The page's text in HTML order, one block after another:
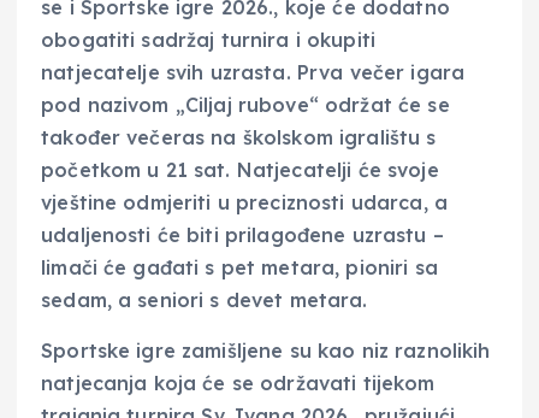
se i Sportske igre 2026., koje će dodatno
obogatiti sadržaj turnira i okupiti
natjecatelje svih uzrasta. Prva večer igara
pod nazivom „Ciljaj rubove“ održat će se
također večeras na školskom igralištu s
početkom u 21 sat. Natjecatelji će svoje
vještine odmjeriti u preciznosti udarca, a
udaljenosti će biti prilagođene uzrastu –
limači će gađati s pet metara, pioniri sa
sedam, a seniori s devet metara.
Sportske igre zamišljene su kao niz raznolikih
natjecanja koja će se održavati tijekom